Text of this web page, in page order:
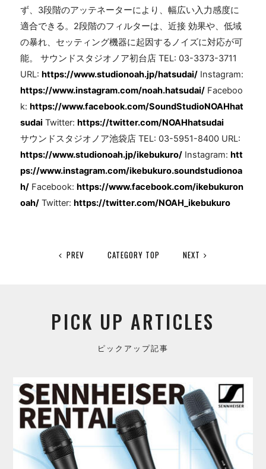
ず、3段階のアッテネーターにより、幅広い入力感度に
適合できる。2段階のフィルターは、近接 効果や、低域
の暴れ、セッティング機器に起因するノイズに対応が可
能。 サウンドスタジオノア初台店 TEL: 03-3373-3711
URL:https://www.studionoah.jp/hatsudai/ Instagram:
https://www.instagram.com/noah.hatsudai/ Faceboo
k:https://www.facebook.com/SoundStudioNOAHhat
sudai Twitter:https://twitter.com/NOAHhatsudai
サウンドスタジオノア池袋店 TEL: 03-5951-8400 URL:
https://www.studionoah.jp/ikebukuro/ Instagram:htt
ps://www.instagram.com/ikebukuro.soundstudionoa
h/ Facebook:https://www.facebook.com/ikebukuron
oah/ Twitter:https://twitter.com/NOAH_ikebukuro
PREV CATEGORY TOP NEXT
PICK UP ARTICLES
ピックアップ記事